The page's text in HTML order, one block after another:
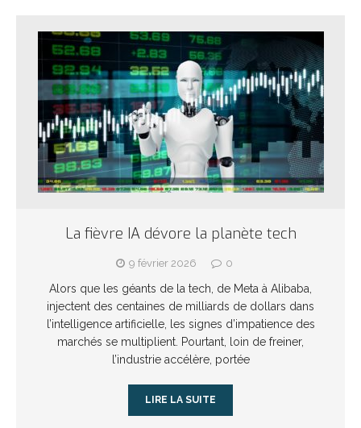
La fièvre IA dévore la planète tech
9 février 2026 0
Alors que les géants de la tech, de Meta à Alibaba,
injectent des centaines de milliards de dollars dans
l’intelligence artificielle, les signes d’impatience des
marchés se multiplient. Pourtant, loin de freiner,
l’industrie accélère, portée
LIRE LA SUITE